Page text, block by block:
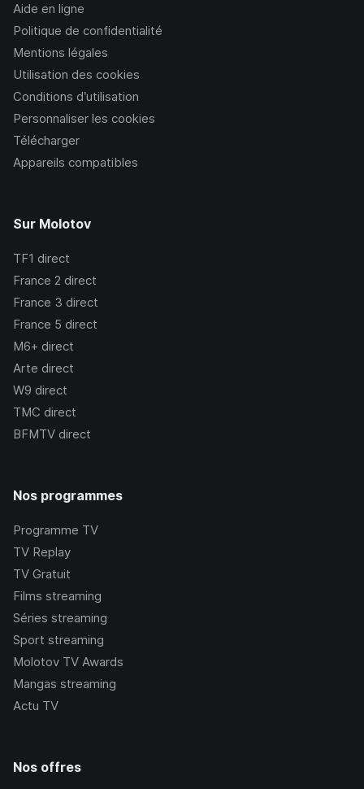
Aide en ligne
Politique de confidentialité
Mentions légales
Utilisation des cookies
Conditions d’utilisation
Personnaliser les cookies
Télécharger
Appareils compatibles
Sur Molotov
TF1 direct
France 2 direct
France 3 direct
France 5 direct
M6+ direct
Arte direct
W9 direct
TMC direct
BFMTV direct
Nos programmes
Programme TV
TV Replay
TV Gratuit
Films streaming
Séries streaming
Sport streaming
Molotov TV Awards
Mangas streaming
Actu TV
Nos offres